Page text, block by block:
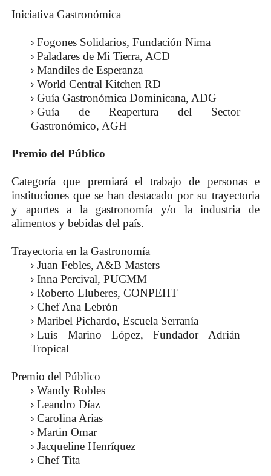
Iniciativa Gastronómica
Fogones Solidarios, Fundación Nima
Paladares de Mi Tierra, ACD
Mandiles de Esperanza
World Central Kitchen RD
Guía Gastronómica Dominicana, ADG
Guía de Reapertura del Sector
Gastronómico, AGH
Premio del Público
Categoría que premiará el trabajo de personas e
instituciones que se han destacado por su trayectoria
y aportes a la gastronomía y/o la industria de
alimentos y bebidas del país.
Trayectoria en la Gastronomía
Juan Febles, A&B Masters
Inna Percival, PUCMM
Roberto Lluberes, CONPEHT
Chef Ana Lebrón
Maribel Pichardo, Escuela Serranía
Luis Marino López, Fundador Adrián
Tropical
Premio del Público
Wandy Robles
Leandro Díaz
Carolina Arias
Martin Omar
Jacqueline Henríquez
Chef Tita